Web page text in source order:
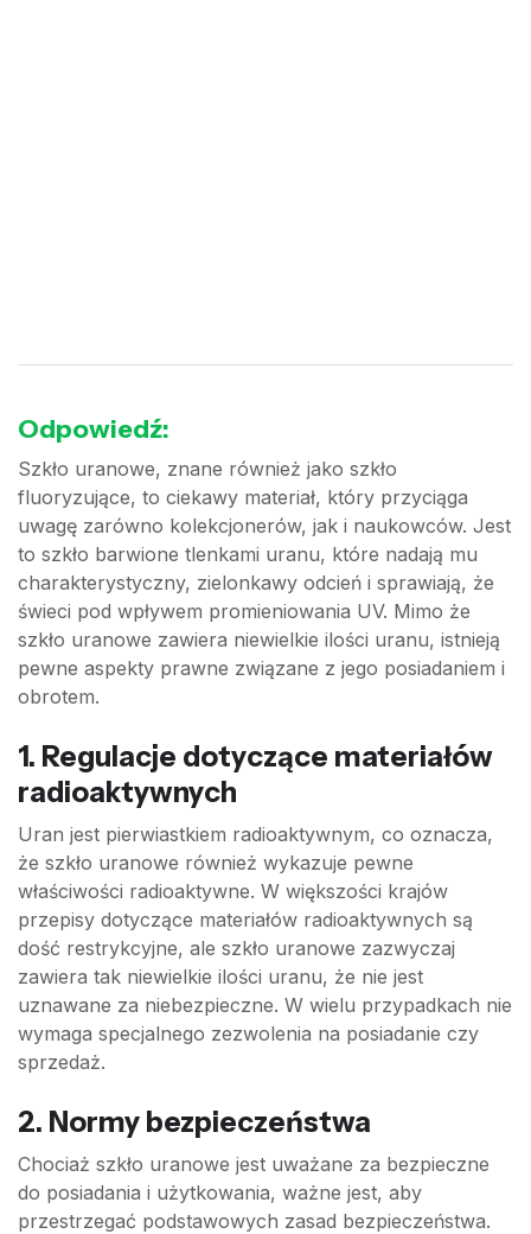
Odpowiedź:
Szkło uranowe, znane również jako szkło
fluoryzujące, to ciekawy materiał, który przyciąga
uwagę zarówno kolekcjonerów, jak i naukowców. Jest
to szkło barwione tlenkami uranu, które nadają mu
charakterystyczny, zielonkawy odcień i sprawiają, że
świeci pod wpływem promieniowania UV. Mimo że
szkło uranowe zawiera niewielkie ilości uranu, istnieją
pewne aspekty prawne związane z jego posiadaniem i
obrotem.
1. Regulacje dotyczące materiałów
radioaktywnych
Uran jest pierwiastkiem radioaktywnym, co oznacza,
że szkło uranowe również wykazuje pewne
właściwości radioaktywne. W większości krajów
przepisy dotyczące materiałów radioaktywnych są
dość restrykcyjne, ale szkło uranowe zazwyczaj
zawiera tak niewielkie ilości uranu, że nie jest
uznawane za niebezpieczne. W wielu przypadkach nie
wymaga specjalnego zezwolenia na posiadanie czy
sprzedaż.
2. Normy bezpieczeństwa
Chociaż szkło uranowe jest uważane za bezpieczne
do posiadania i użytkowania, ważne jest, aby
przestrzegać podstawowych zasad bezpieczeństwa.